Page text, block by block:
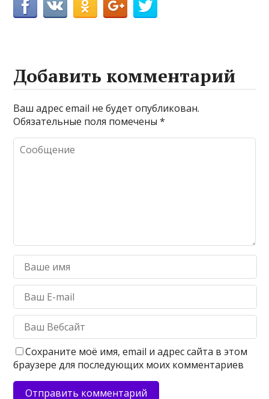
Добавить комментарий
Ваш адрес email не будет опубликован.
Обязательные поля помечены*
Сохраните моё имя, email и адрес сайта в этом
браузере для последующих моих комментариев